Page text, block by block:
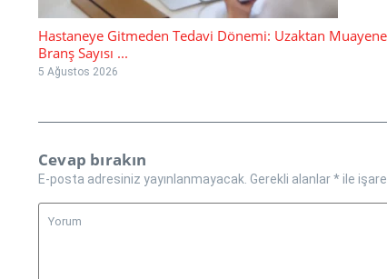
Hastaneye Gitmeden Tedavi Dönemi: Uzaktan
Branş Sayısı ...
5 Ağustos 2026
Cevap bırakın
E-posta adresiniz yayınlanmayacak. Gerekli alanlar*ile